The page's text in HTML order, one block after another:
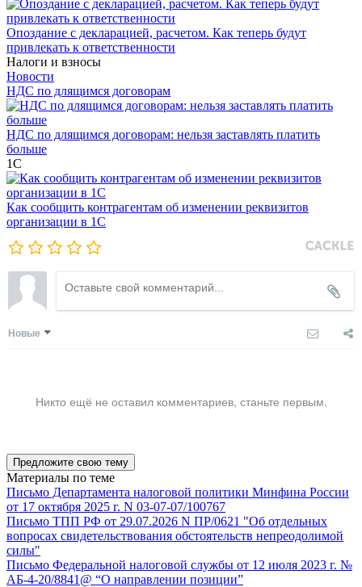
Опоздание с декларацией, расчетом. Как теперь будут
привлекать к ответственности
Налоги и взносы
Новости
НДС по длящимся договорам
НДС по длящимся договорам: нельзя заставлять платить
больше
1С
Как сообщить контрагентам об изменении реквизитов
организации в 1C
Новые
Никто ещё не оставил комментариев, станьте первым.
Предложите свою тему
Материалы по теме
Письмо Департамента налоговой политики Минфина России
от 17 октября 2025 г. N 03-07-07/100767
Письмо ТПП РФ от 29.07.2026 N ПР/0621 "Об отдельных
вопросах свидетельствования обстоятельств непреодолимой
силы"
Письмо Федеральной налоговой службы от 12 июля 2023 г. №
АБ-4-20/8841@ “О направлении позиции”